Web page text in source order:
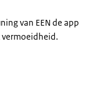
van EEN de app